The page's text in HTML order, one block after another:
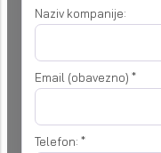
Naziv kompanije:
Email (obavezno) *
Telefon: *